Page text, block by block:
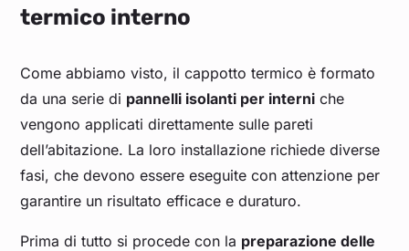
termico interno
Come abbiamo visto, il cappotto termico è formato
da una serie di pannelli isolanti per interni che
vengono applicati direttamente sulle pareti
dell’abitazione. La loro installazione richiede diverse
fasi, che devono essere eseguite con attenzione per
garantire un risultato efficace e duraturo.
Prima di tutto si procede con la preparazione delle